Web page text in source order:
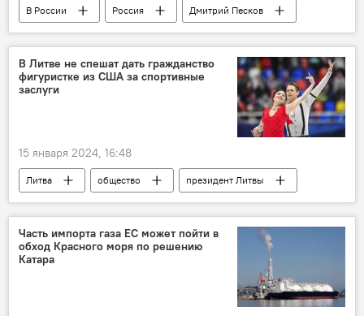
В России Россия
Дмитрий Песков
ФРГ
Германия
Украина
НАТО
В Литве не спешат дать гражданство
фигуристке из США за спортивные
заслуги
15 января 2024, 16:48
Литва общество
президент Литвы
фигурное катание
Гитанас Науседа
двойное гражданство
Спорт
Часть импорта газа ЕС может пойти в
обход Красного моря по решению
Катара